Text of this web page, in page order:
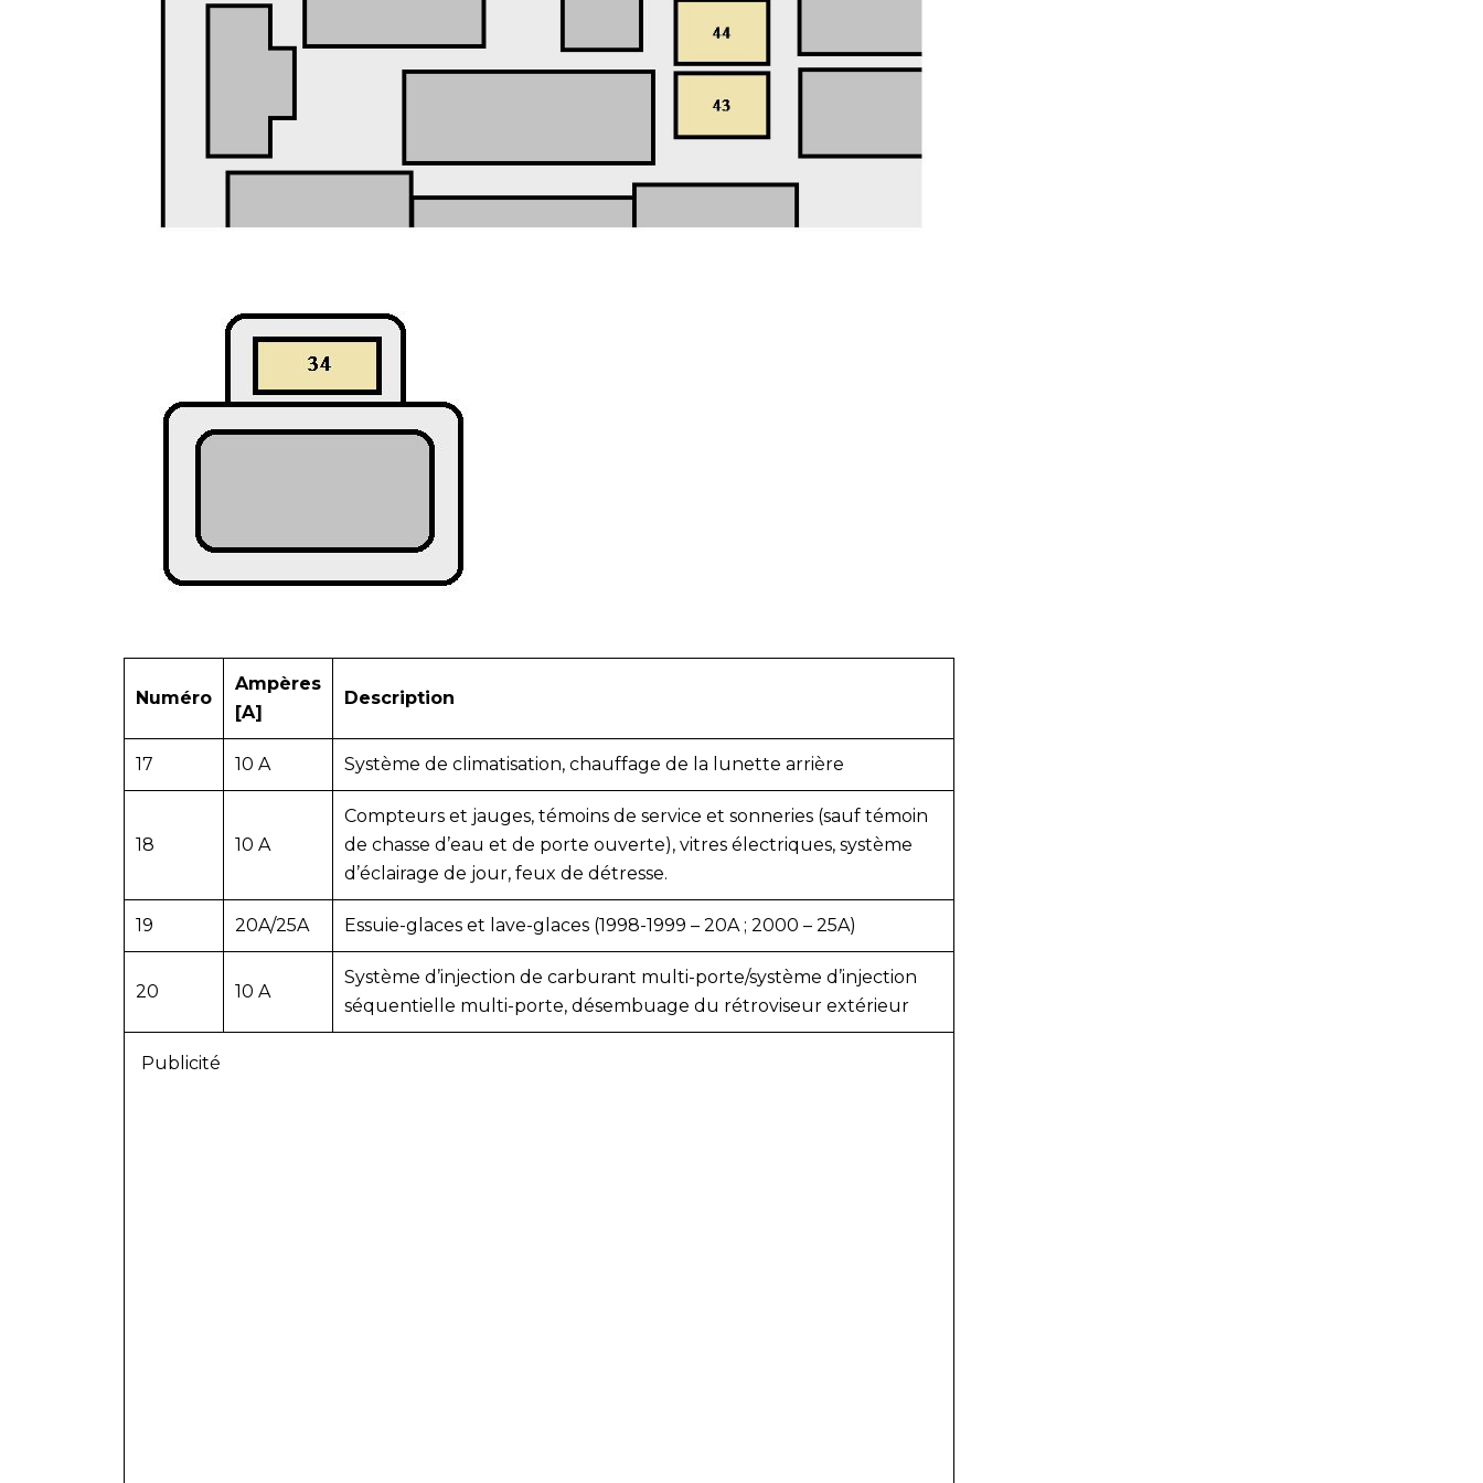
Numéro
Ampères
[A]
Description
17 10 A Système de climatisation, chauffage de la lunette arrière
18 10 A
Compteurs et jauges, témoins de service et sonneries (sauf témoin
de chasse d’eau et de porte ouverte), vitres électriques, système
d’éclairage de jour, feux de détresse.
19 20A/25A Essuie-glaces et lave-glaces (1998-1999 – 20A ; 2000 – 25A)
20 10 A
Système d’injection de carburant multi-porte/système d’injection
séquentielle multi-porte, désembuage du rétroviseur extérieur
Publicité